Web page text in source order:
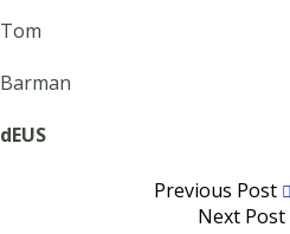
Tom
Barman
dEUS
Previous Post
Next Post